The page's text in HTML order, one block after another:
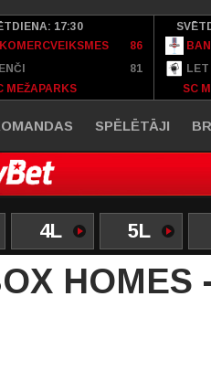
17:30
86
81
MEŽAPARKS
SC
SPĒLĒTĀJI
4L 5L
HOMES